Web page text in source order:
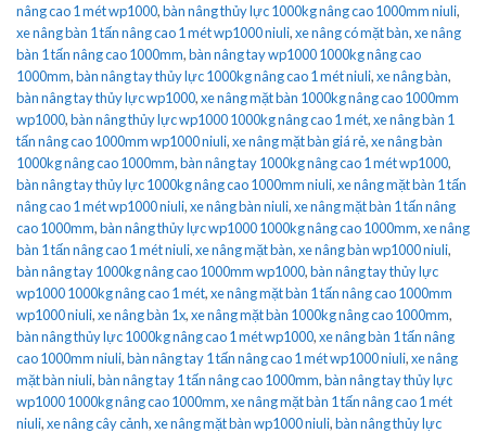
nâng cao 1 mét wp1000,bàn nâng thủy lực 1000kg nâng cao 1000mm niuli,
xe nâng bàn 1 tấn nâng cao 1 mét wp1000 niuli,xe nâng có mặt bàn,xe nâng
bàn 1 tấn nâng cao 1000mm,bàn nâng tay wp1000 1000kg nâng cao
1000mm,bàn nâng tay thủy lực 1000kg nâng cao 1 mét niuli,xe nâng bàn,
bàn nâng tay thủy lực wp1000,xe nâng mặt bàn 1000kg nâng cao 1000mm
wp1000,bàn nâng thủy lực wp1000 1000kg nâng cao 1 mét,xe nâng bàn 1
tấn nâng cao 1000mm wp1000 niuli,xe nâng mặt bàn giá rẻ,xe nâng bàn
1000kg nâng cao 1000mm,bàn nâng tay 1000kg nâng cao 1 mét wp1000,
bàn nâng tay thủy lực 1000kg nâng cao 1000mm niuli,xe nâng mặt bàn 1 tấn
nâng cao 1 mét wp1000 niuli,xe nâng bàn niuli,xe nâng mặt bàn 1 tấn nâng
cao 1000mm,bàn nâng thủy lực wp1000 1000kg nâng cao 1000mm,xe nâng
bàn 1 tấn nâng cao 1 mét niuli,xe nâng mặt bàn,xe nâng bàn wp1000 niuli,
bàn nâng tay 1000kg nâng cao 1000mm wp1000,bàn nâng tay thủy lực
wp1000 1000kg nâng cao 1 mét,xe nâng mặt bàn 1 tấn nâng cao 1000mm
wp1000 niuli,xe nâng bàn 1x,xe nâng mặt bàn 1000kg nâng cao 1000mm,
bàn nâng thủy lực 1000kg nâng cao 1 mét wp1000,xe nâng bàn 1 tấn nâng
cao 1000mm niuli,bàn nâng tay 1 tấn nâng cao 1 mét wp1000 niuli,xe nâng
mặt bàn niuli,bàn nâng tay 1 tấn nâng cao 1000mm,bàn nâng tay thủy lực
wp1000 1000kg nâng cao 1000mm,xe nâng mặt bàn 1 tấn nâng cao 1 mét
niuli,xe nâng cây cảnh,xe nâng mặt bàn wp1000 niuli,bàn nâng thủy lực